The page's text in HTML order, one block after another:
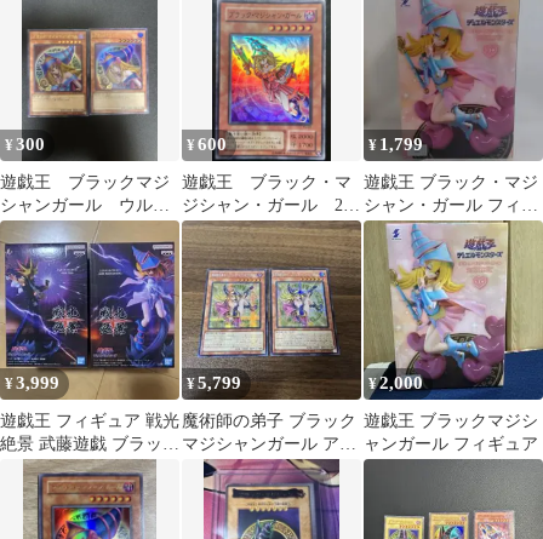
ース 未開封
¥300
遊戯王 ブラックマジ
シャンガール ウルト
ラ2枚 QCAC-JP019
¥600
遊戯王 ブラック・マ
ジシャン・ガール 2期
スーパーレア
¥ 1,799
遊戯王 ブラック・マジ
シャン・ガール フィギ
ュア
¥3,999
遊戯王 フィギュア 戦光
絶景 武藤遊戯 ブラッ
ク・マジシャン・ガー
¥5,799
魔術師の弟子 ブラック
マジシャンガール アジ
ア ２枚
¥2,000
遊戯王 ブラックマジシ
ャンガール フィギュア